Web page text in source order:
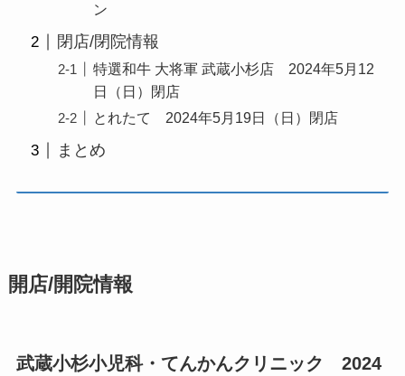
ン
閉店/閉院情報
特選和牛 大将軍 武蔵小杉店 2024年5月12
日（日）閉店
とれたて 2024年5月19日（日）閉店
まとめ
開店/開院情報
武蔵小杉小児科・てんかんクリニック 2024